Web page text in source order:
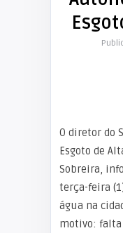
O diretor do
Esgoto de
Sobreira,
terça-feira
água na
motivo: falta